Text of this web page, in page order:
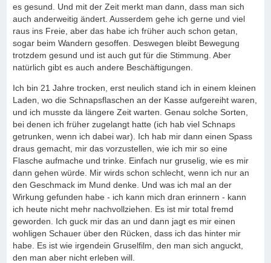
es gesund. Und mit der Zeit merkt man dann, dass man sich
auch anderweitig ändert. Ausserdem gehe ich gerne und viel
raus ins Freie, aber das habe ich früher auch schon getan,
sogar beim Wandern gesoffen. Deswegen bleibt Bewegung
trotzdem gesund und ist auch gut für die Stimmung. Aber
natürlich gibt es auch andere Beschäftigungen.
Ich bin 21 Jahre trocken, erst neulich stand ich in einem kleinen
Laden, wo die Schnapsflaschen an der Kasse aufgereiht waren,
und ich musste da längere Zeit warten. Genau solche Sorten,
bei denen ich früher zugelangt hatte (ich hab viel Schnaps
getrunken, wenn ich dabei war). Ich hab mir dann einen Spass
draus gemacht, mir das vorzustellen, wie ich mir so eine
Flasche aufmache und trinke. Einfach nur gruselig, wie es mir
dann gehen würde. Mir wirds schon schlecht, wenn ich nur an
den Geschmack im Mund denke. Und was ich mal an der
Wirkung gefunden habe - ich kann mich dran erinnern - kann
ich heute nicht mehr nachvollziehen. Es ist mir total fremd
geworden. Ich guck mir das an und dann jagt es mir einen
wohligen Schauer über den Rücken, dass ich das hinter mir
habe. Es ist wie irgendein Gruselfilm, den man sich anguckt,
den man aber nicht erleben will.